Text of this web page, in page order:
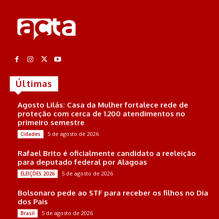
Últimas
Agosto Lilás: Casa da Mulher fortalece rede de
proteção com cerca de 1.200 atendimentos no
primeiro semestre
Cidades 5 de agosto de 2026
Rafael Brito é oficialmente candidato a reeleição
para deputado federal por Alagoas
ELEIÇÕES 2026 5 de agosto de 2026
Bolsonaro pede ao STF para receber os filhos no Dia
dos Pais
Brasil 5 de agosto de 2026